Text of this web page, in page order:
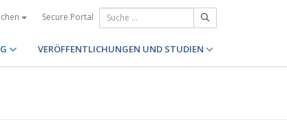
Secure Portal
VERÖFFENTLICHUNGEN UND STUDIEN